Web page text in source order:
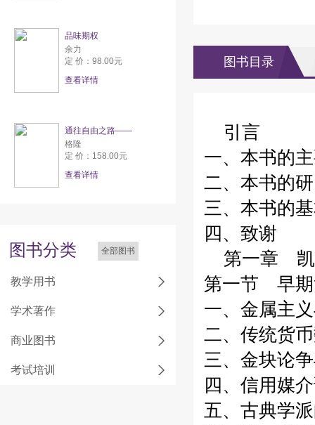
品味期权
余力
定 价：98.00元
查看详情
通往自由之路——
格隆
定 价：158.00元
查看详情
图书分类 全部图书
教学用书
学术著作
商业图书
考试培训
图书目录
引言
一、本书的
二、本书的
三、本书的
四、致谢
第一章 凯
第一节 早期
一、金属主
二、传统货
三、金块论
四、信用媒
五、古典学